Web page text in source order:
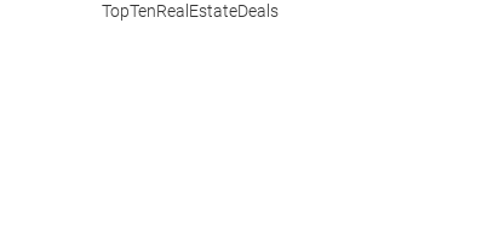
TopTenRealEstateDeals